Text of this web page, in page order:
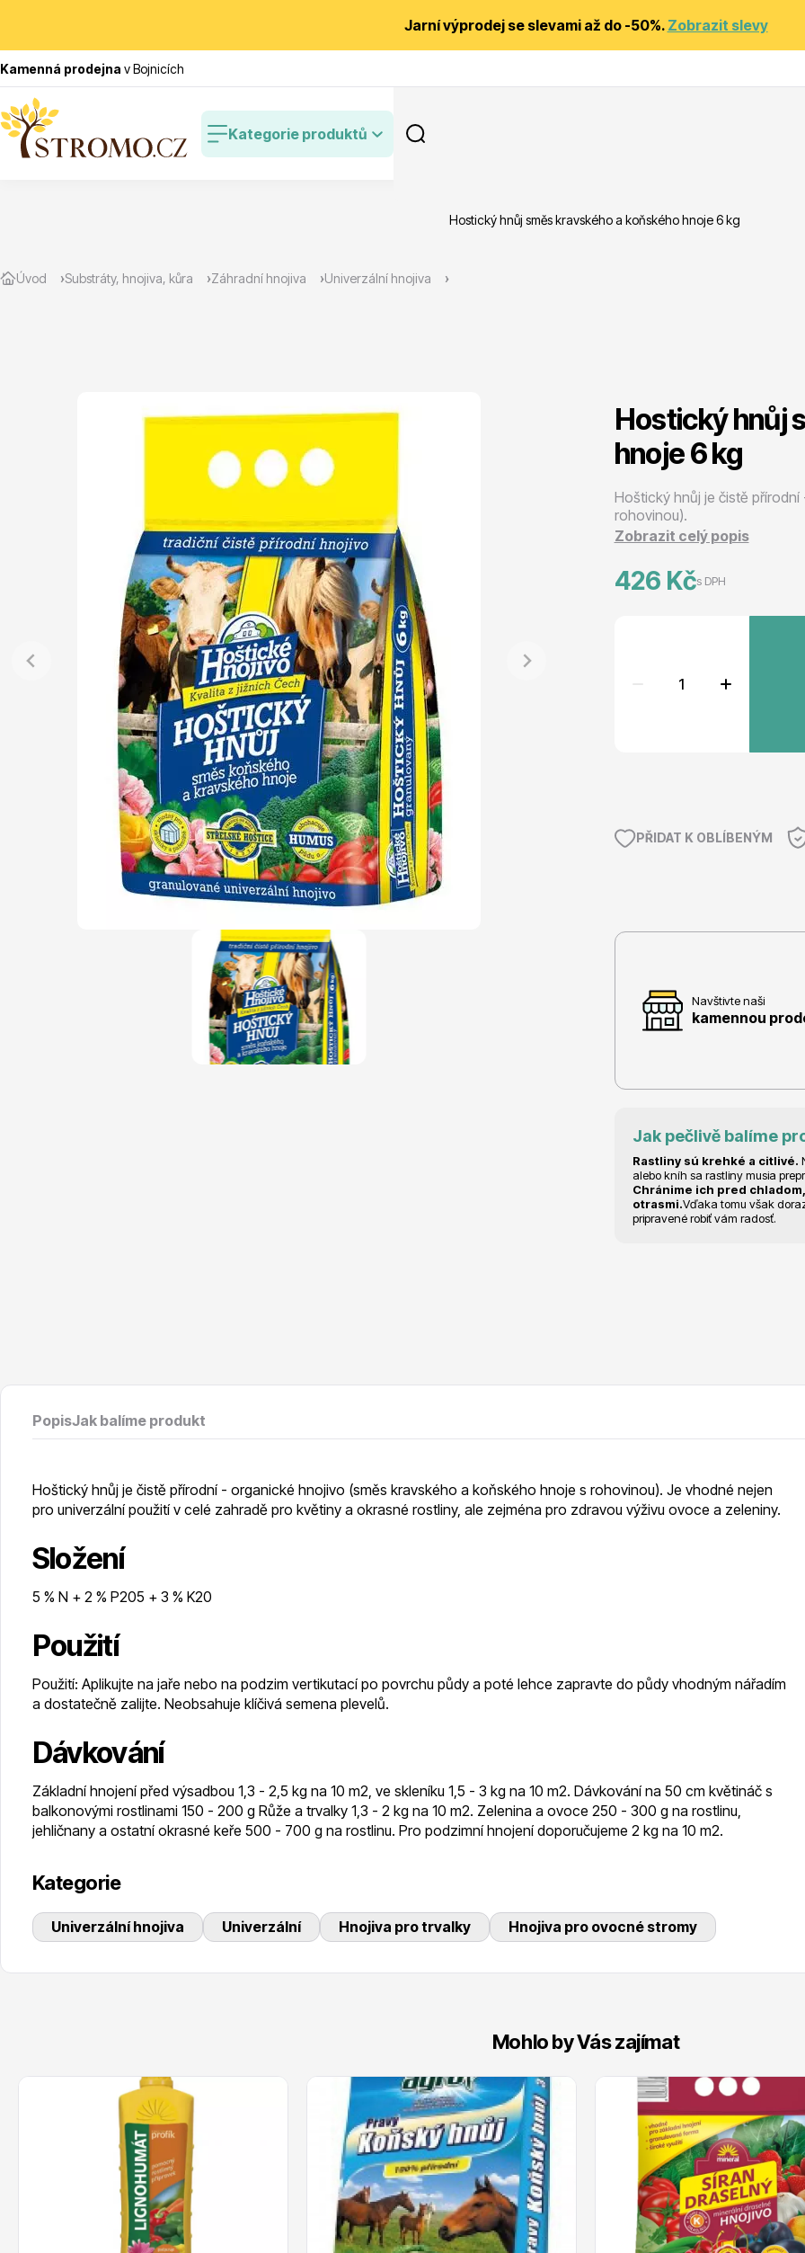
Jarní výprodej se slevami až do -50%. Zobrazit slevy
Kamenná prodejna v Bojnicích
Kategorie produktů
Zlevněné
Vřesovištní rostliny
Vánoční stromky v květináčích a
Cibuloviny
Nářadí, příslušenství
Postřiky, přípravky
Hortenzie
Azalky a rododendrony
Trvalky
Bylinky do kuchyně
Okrasné keře
Úvod Substráty, hnojiva, kůra Záhradní hnojiva Univerzální hnojiva
Hostický hnůj směs kravského a koňského hnoje 6 kg
Hostický hnůj
hnoje 6 kg
Hoštický hnůj je čistě
rohovinou).
Zobrazit celý popis
426 Kčs DPH
PŘIDAT K OBLÍBENÝM
Navštivte naši
kamennou
Jak pečlivě balíme
Rastliny sú krehké a citlivé.
alebo kníh sa rastliny musia
Chránime ich pred
otrasmi.Vďaka tomu však
pripravené robiť vám radosť.
PopisJak balíme produkt
Hoštický hnůj je čistě přírodní - organické hnojivo (směs kravského a koňského hnoje s rohovinou). Je vhodné nejen
pro univerzální použití v celé zahradě pro květiny a okrasné rostliny, ale zejména pro zdravou výživu ovoce a zeleniny.
Složení
5 % N + 2 % P205 + 3 % K20
Použití
Použití: Aplikujte na jaře nebo na podzim vertikutací po povrchu půdy a poté lehce zapravte do půdy vhodným nářadím
a dostatečně zalijte. Neobsahuje klíčivá semena plevelů.
Dávkování
Základní hnojení před výsadbou 1,3 - 2,5 kg na 10 m2, ve skleníku 1,5 - 3 kg na 10 m2. Dávkování na 50 cm květináč s
balkonovými rostlinami 150 - 200 g Růže a trvalky 1,3 - 2 kg na 10 m2. Zelenina a ovoce 250 - 300 g na rostlinu,
jehličnany a ostatní okrasné keře 500 - 700 g na rostlinu. Pro podzimní hnojení doporučujeme 2 kg na 10 m2.
Kategorie
Univerzální hnojiva Univerzální Hnojiva pro trvalky Hnojiva pro ovocné stromy
Mohlo by Vás zajímat